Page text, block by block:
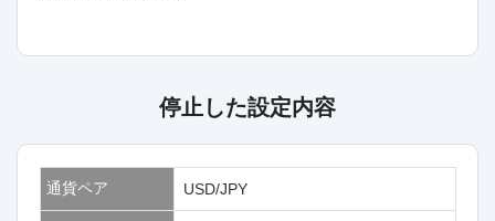
停止した設定内容
通貨ペア USD/JPY